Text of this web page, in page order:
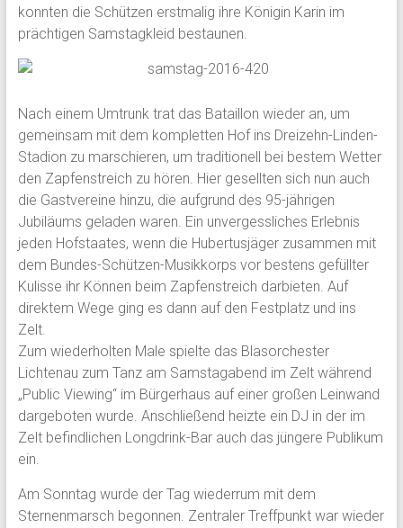
konnten die Schützen erstmalig ihre Königin Karin im
prächtigen Samstagkleid bestaunen.
Nach einem Umtrunk trat das Bataillon wieder an, um
gemeinsam mit dem kompletten Hof ins Dreizehn-Linden-
Stadion zu marschieren, um traditionell bei bestem Wetter
den Zapfenstreich zu hören. Hier gesellten sich nun auch
die Gastvereine hinzu, die aufgrund des 95-jährigen
Jubiläums geladen waren. Ein unvergessliches Erlebnis
jeden Hofstaates, wenn die Hubertusjäger zusammen mit
dem Bundes-Schützen-Musikkorps vor bestens gefüllter
Kulisse ihr Können beim Zapfenstreich darbieten. Auf
direktem Wege ging es dann auf den Festplatz und ins
Zelt.
Zum wiederholten Male spielte das Blasorchester
Lichtenau zum Tanz am Samstagabend im Zelt während
„Public Viewing“ im Bürgerhaus auf einer großen Leinwand
dargeboten wurde. Anschließend heizte ein DJ in der im
Zelt befindlichen Longdrink-Bar auch das jüngere Publikum
ein.
Am Sonntag wurde der Tag wiederrum mit dem
Sternenmarsch begonnen. Zentraler Treffpunkt war wieder